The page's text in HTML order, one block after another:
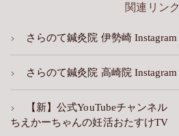
関連リンク
さらのて鍼灸院 伊勢崎 Instagram
さらのて鍼灸院 高崎院 Instagram
【新】公式YouTubeチャンネル
ちえかーちゃんの妊活おたすけTV